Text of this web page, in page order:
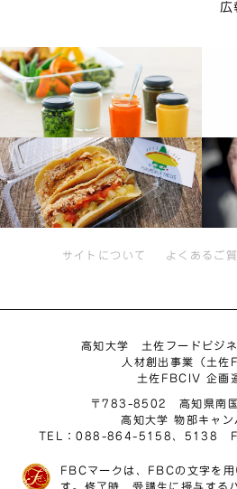
広
サイトについて よくあるご
高知大学 土佐フードビジ
人材創出事業（土
土佐FBCIV 企画
〒783-8502 高知県南
高知大学 物部キャ
TEL：088-864-5158、5138
FBCマークは、FBCの文字を用
す。修了時、受講生に授与する